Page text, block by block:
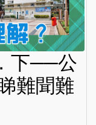
下──公
難聞難